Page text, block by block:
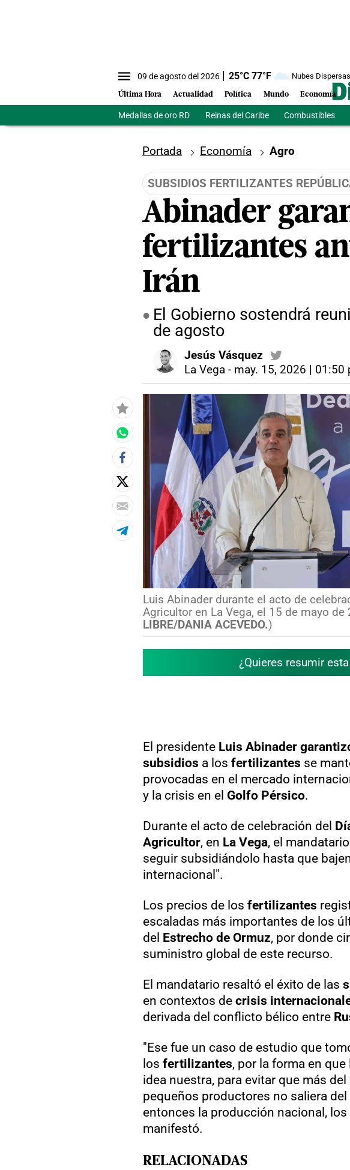
09 de agosto del 2026 25°C 77°F Nubes Dispersas
Última Hora Actualidad Política Mundo Economía
Medallas de oro RD Reinas del Caribe Combustibles
Portada Economía Agro
SUBSIDIOS FERTILIZANTES
Abinader
fertilizantes
Irán
El Gobierno sostendrá
de agosto
Jesús Vásquez
La Vega - may. 15, 2026 | 01:50
Luis Abinader durante el acto de
Agricultor en La Vega, el 15 de mayo de
LIBRE/DANIA ACEVEDO.)
¿Quieres resumir
El presidente Luis Abinader
subsidios a los fertilizantes se
provocadas en el mercado
y la crisis en el Golfo Pérsico.
Durante el acto de celebración del
Agricultor, en La Vega, el
seguir subsidiándolo hasta que
internacional".
Los precios de los fertilizantes
escaladas más importantes de los
del Estrecho de Ormuz, por donde
suministro global de este recurso.
El mandatario resaltó el éxito de las
en contextos de crisis
derivada del conflicto bélico entre
"Ese fue un caso de estudio que
los fertilizantes, por la forma en
idea nuestra, para evitar que más del
pequeños productores no saliera
entonces la producción nacional,
manifestó.
RELACIONADAS